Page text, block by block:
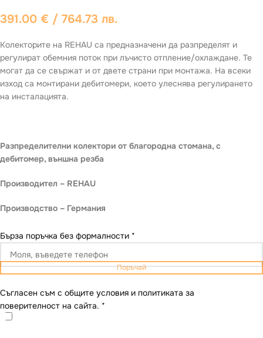
391.00 € / 764.73 лв.
Колекторите на REHAU са предназначени да разпределят и
регулират обемния поток при лъчисто отпление/охлаждане. Те
могат да се свържат и от двете страни при монтажа. На всеки
изход са монтирани дебитомери, което улеснява регулирането
на инсталацията.
Разпределителни колектори от благородна стомана, с
дебитомер, външна резба
Производител – REHAU
Производство – Германия
Бърза поръчка без формалности *
Поръчай
Съгласен съм с общите условия и политиката за
поверителност на сайта. *